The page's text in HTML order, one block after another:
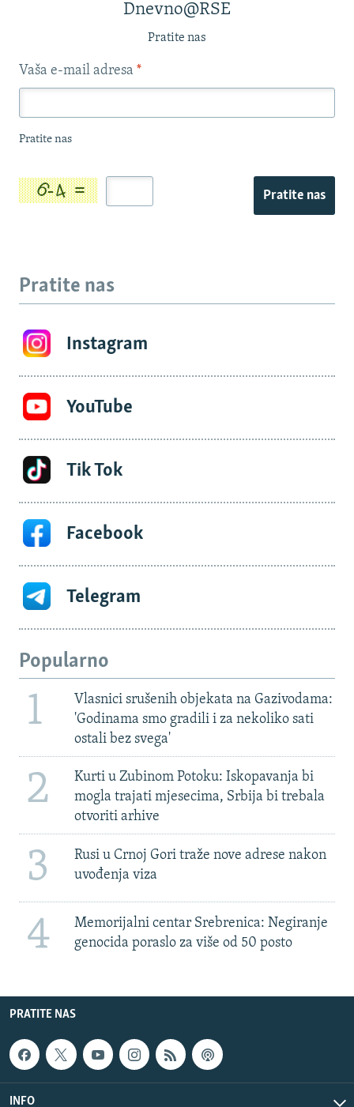
Dnevno@RSE
Pratite nas
Vaša e-mail adresa *
Pratite nas
Pratite nas
Pratite nas
Instagram
YouTube
Tik Tok
Facebook
Telegram
Popularno
1
Vlasnici srušenih objekata na Gazivodama:
'Godinama smo gradili i za nekoliko sati
ostali bez svega'
2
Kurti u Zubinom Potoku: Iskopavanja bi
mogla trajati mjesecima, Srbija bi trebala
otvoriti arhive
3
Rusi u Crnoj Gori traže nove adrese nakon
uvođenja viza
4
Memorijalni centar Srebrenica: Negiranje
genocida poraslo za više od 50 posto
PRATITE NAS
INFO